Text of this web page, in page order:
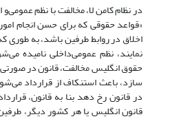
در نظام کامن لا، مخالفت با نظم
«قواعد حقوقی که برای حسن انجام
اخلاق در روابط طرفین باشد، به طوری
حقوق انگلیس مخالفت، قانون در صورتی
در قانون رخ دهد بنا به قانون،
قانون انگلیس یا هر کشور دیگر،